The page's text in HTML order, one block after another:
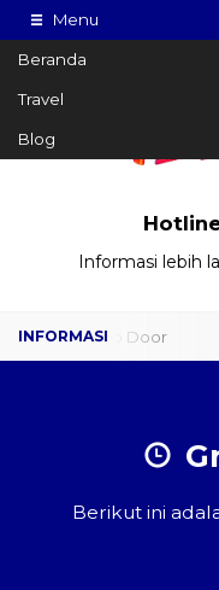
Menu
Beranda
Travel
Blog
Informasi lebih
Travel Door to Door
Berikut ini